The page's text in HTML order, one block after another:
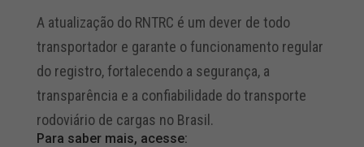
A atualização do RNTRC é um dever de todo
transportador e garante o funcionamento regular
do registro, fortalecendo a segurança, a
transparência e a confiabilidade do transporte
rodoviário de cargas no Brasil.
Para saber mais, acesse: